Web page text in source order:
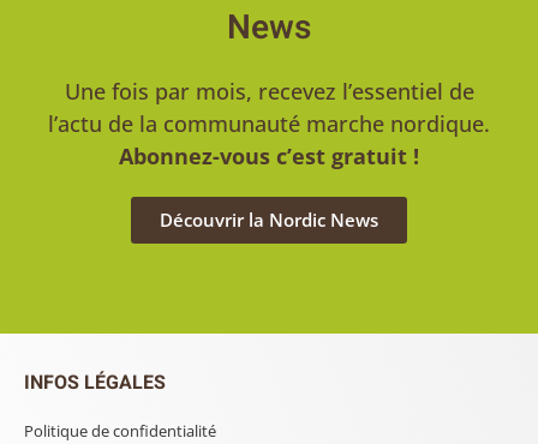
News
Une fois par mois, recevez l’essentiel de
l’actu de la communauté marche nordique.
Abonnez-vous c’est gratuit !
Découvrir la Nordic News
INFOS LÉGALES
Politique de confidentialité